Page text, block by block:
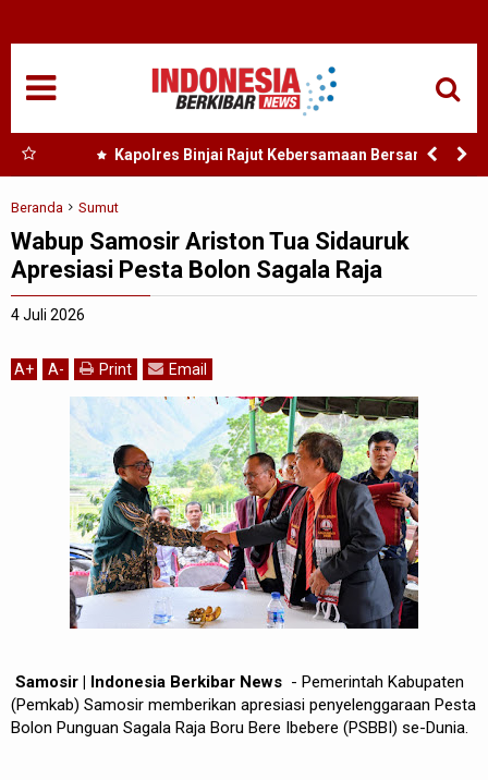
Kapolres Binjai Rajut Kebersamaan Bersama
Komunitas Ojek Online Kota Binjai
Beranda Sumut
Wabup Samosir Ariston Tua Sidauruk
Apresiasi Pesta Bolon Sagala Raja
4 Juli 2026
A+ A- Print Email
Samosir | Indonesia Berkibar News - Pemerintah Kabupaten
(Pemkab) Samosir memberikan apresiasi penyelenggaraan Pesta
Bolon Punguan Sagala Raja Boru Bere Ibebere (PSBBI) se-Dunia.
NASIONAL
SUMUT
TANJUNGBALAI
ACEH
EDUKASI
ADVETORIAL
REDAKSI